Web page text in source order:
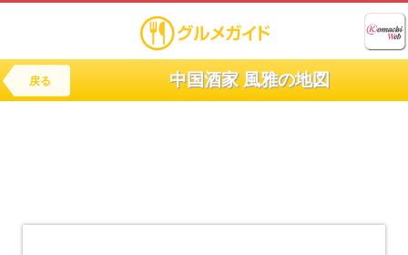
戻る 中国酒家 風雅の地図